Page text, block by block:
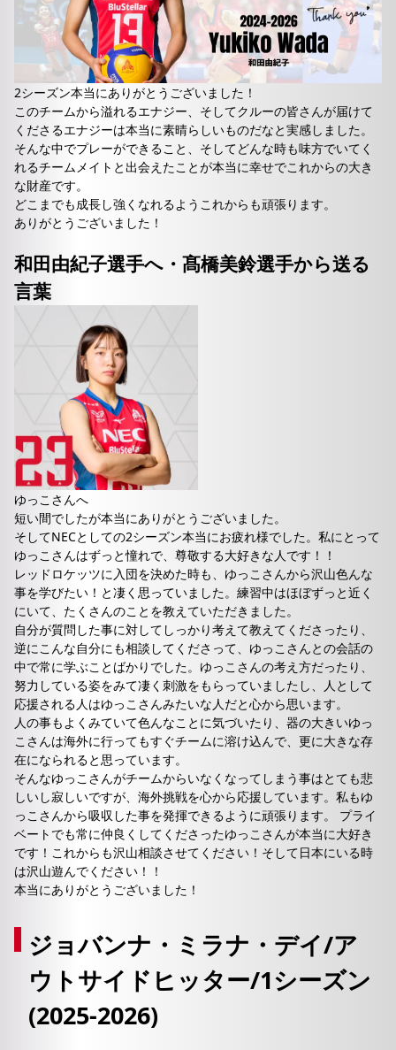
2シーズン本当にありがとうございました！
このチームから溢れるエナジー、そしてクルーの皆さんが届けて
くださるエナジーは本当に素晴らしいものだなと実感しました。
そんな中でプレーができること、そしてどんな時も味方でいてく
れるチームメイトと出会えたことが本当に幸せでこれからの大き
な財産です。
どこまでも成長し強くなれるようこれからも頑張ります。
ありがとうございました！
和田由紀子選手へ・髙橋美鈴選手から送る
言葉
ゆっこさんへ
短い間でしたが本当にありがとうございました。
そしてNECとしての2シーズン本当にお疲れ様でした。私にとって
ゆっこさんはずっと憧れで、尊敬する大好きな人です！！
レッドロケッツに入団を決めた時も、ゆっこさんから沢山色んな
事を学びたい！と凄く思っていました。練習中はほぼずっと近く
にいて、たくさんのことを教えていただきました。
自分が質問した事に対してしっかり考えて教えてくださったり、
逆にこんな自分にも相談してくださって、ゆっこさんとの会話の
中で常に学ぶことばかりでした。ゆっこさんの考え方だったり、
努力している姿をみて凄く刺激をもらっていましたし、人として
応援される人はゆっこさんみたいな人だと心から思います。
人の事もよくみていて色んなことに気づいたり、器の大きいゆっ
こさんは海外に行ってもすぐチームに溶け込んで、更に大きな存
在になられると思っています。
そんなゆっこさんがチームからいなくなってしまう事はとても悲
しいし寂しいですが、海外挑戦を心から応援しています。私もゆ
っこさんから吸収した事を発揮できるように頑張ります。 プライ
ベートでも常に仲良くしてくださったゆっこさんが本当に大好き
です！これからも沢山相談させてください！そして日本にいる時
は沢山遊んでください！！
本当にありがとうございました！
ジョバンナ・ミラナ・デイ/ア
ウトサイドヒッター/1シーズン
(2025-2026)